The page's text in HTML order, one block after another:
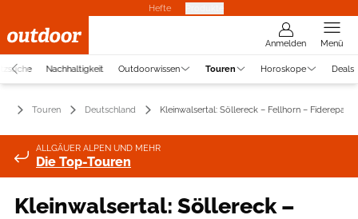
Hefte
Anmelden Menü
Nachhaltigkeit Outdoorwissen Touren Horoskope Deals
Touren Deutschland Kleinwalsertal: Söllereck – Fellhorn – Fiderepass
ALLGÄUER ALPEN UND MEHR
Die Top-Touren
Kleinwalsertal: Söllereck –